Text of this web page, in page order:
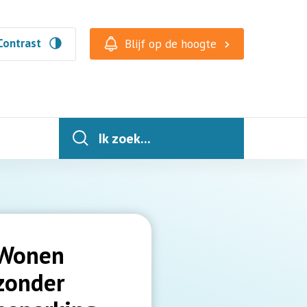
Blijf op de hoogte
Ik zoek...